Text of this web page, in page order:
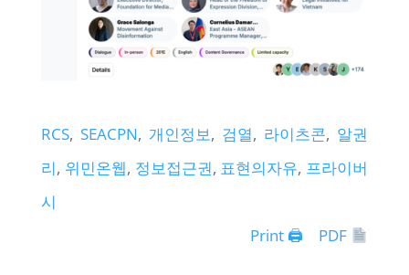
RCS, SEACPN, 개인정보, 검열, 라이츠콘, 알권
리, 위민온웹, 정보접근권, 표현의자유, 프라이버
시
Print 🖨
PDF